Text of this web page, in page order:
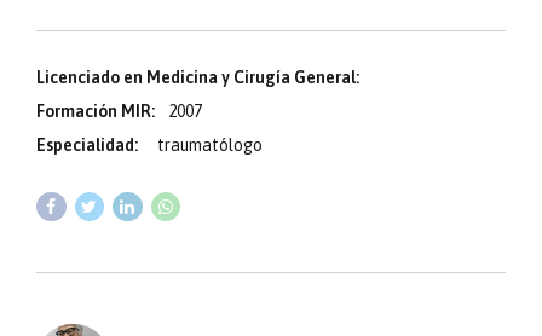
Licenciado en Medicina y Cirugía General:
Formación MIR:
2007
Especialidad:
traumatólogo